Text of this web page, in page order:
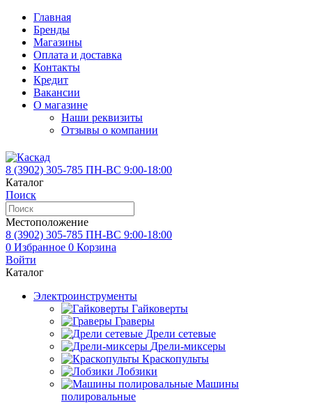
Главная
Бренды
Магазины
Оплата и доставка
Контакты
Кредит
Вакансии
О магазине
Наши реквизиты
Отзывы о компании
8 (3902) 305-785 ПН-ВС 9:00-18:00
Каталог
Поиск
Местоположение
8 (3902) 305-785 ПН-ВС 9:00-18:00
0 Избранное 0 Корзина
Войти
Каталог
Электроинструменты
Гайковерты
Граверы
Дрели сетевые
Дрели-миксеры
Краскопульты
Лобзики
Машины
полировальные